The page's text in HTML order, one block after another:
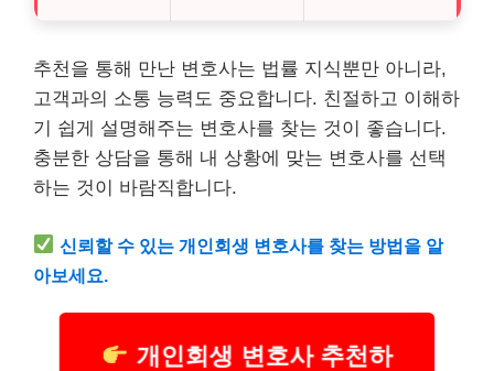
추천을 통해 만난 변호사는 법률 지식뿐만 아니라,
고객과의 소통 능력도 중요합니다. 친절하고 이해하
기 쉽게 설명해주는 변호사를 찾는 것이 좋습니다.
충분한 상담을 통해 내 상황에 맞는 변호사를 선택
하는 것이 바람직합니다.
신뢰할 수 있는 개인회생 변호사를 찾는 방법을 알
아보세요.
개인회생 변호사 추천하